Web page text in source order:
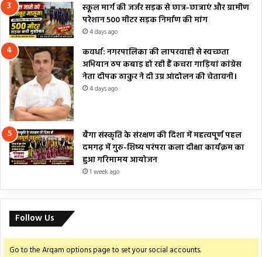
स्कूल मार्ग की जर्जर सड़क से छात्र-छात्राएं और ग्रामीण
परेशान 500 मीटर सड़क निर्माण की मांग
4 days ago
कवर्धा: नगरपालिका की लापरवाही से स्वच्छता
अभियान ठप कबाड़ हो रही हैं कचरा गाड़ियां कांग्रेस
नेता दीपक ठाकुर ने दी उग्र आंदोलन की चेतावनी।
4 days ago
बैगा संस्कृति के संरक्षण की दिशा में महत्वपूर्ण पहल
दमगढ़ में गुरु-शिष्य परंपरा कला दीक्षा कार्यक्रम का
हुआ गरिमामय आयोजन
1 week ago
Follow Us
Go to the Arqam options page to set your social accounts.